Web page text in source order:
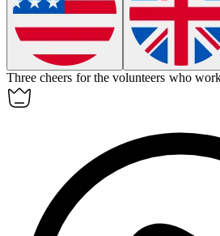
Three cheers for the volunteers who